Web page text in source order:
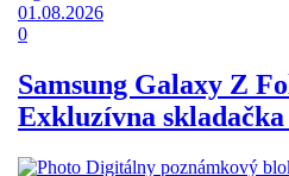
01.08.2026
0
Samsung Galaxy Z
Exkluzívna